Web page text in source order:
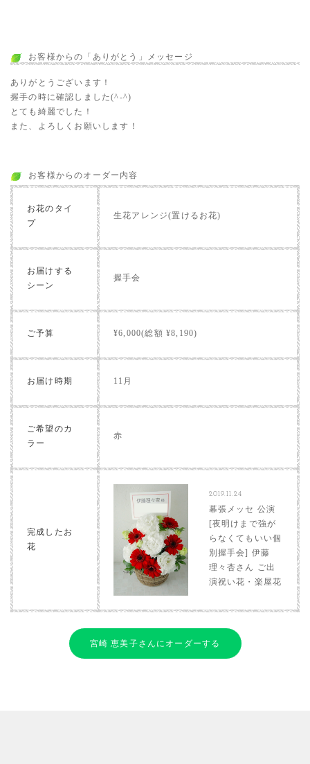
お客様からの「ありがとう」メッセージ
ありがとうございます！
握手の時に確認しました(^-^)
とても綺麗でした！
また、よろしくお願いします！
お客様からのオーダー内容
お花のタイ
プ
生花アレンジ(置けるお花)
お届けする
シーン
握手会
ご予算 ¥6,000(総額 ¥8,190)
お届け時期 11月
ご希望のカ
ラー
赤
完成したお
花
2019.11.24
幕張メッセ 公演
[夜明けまで強が
らなくてもいい個
別握手会] 伊藤
理々杏さん ご出
演祝い花・楽屋花
宮崎 恵美子さんにオーダーする